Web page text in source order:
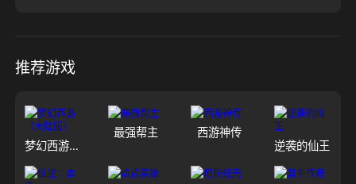
推荐游戏
梦幻西游（大陆服）
最强帮主
西游神传
逆袭的仙王